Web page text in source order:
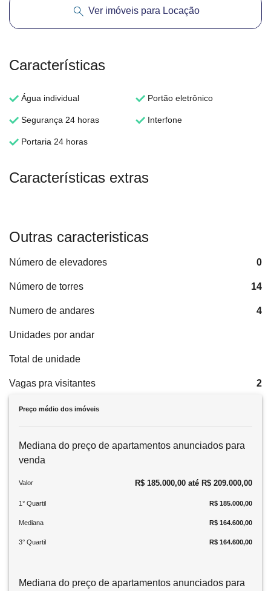
Ver imóveis para Locação
Características
Água individual Portão eletrônico
Segurança 24 horas Interfone
Portaria 24 horas
Características extras
Outras caracteristicas
Número de elevadores 0
Número de torres 14
Numero de andares 4
Unidades por andar
Total de unidade
Vagas pra visitantes 2
Preço médio dos imóveis
Mediana do preço de apartamentos anunciados para
venda
Valor R$ 185.000,00 até R$ 209.000,00
1° Quartil R$ 185.000,00
Mediana R$ 164.600,00
3° Quartil R$ 164.600,00
Mediana do preço de apartamentos anunciados para